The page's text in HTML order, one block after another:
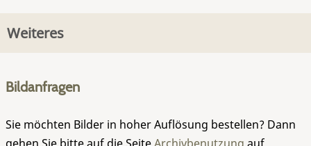
Weiteres
Bildanfragen
Sie möchten Bilder in hoher Auflösung bestellen? Dann